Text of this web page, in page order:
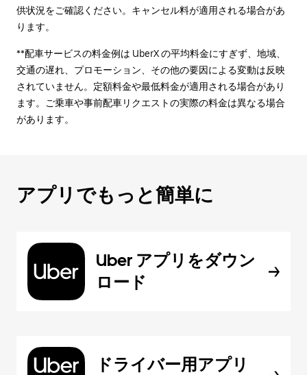
供状況をご確認ください。キャンセル料が適用される場合があ
ります。
**配車サービスの料金例は UberX の平均料金にすぎず、地域、
交通の遅れ、プロモーション、その他の要因による変動は反映
されていません。定額料金や最低料金が適用される場合があり
ます。ご乗車や事前配車リクエストの実際の料金は異なる場合
があります。
アプリでもっと簡単に
Uber アプリをダウン
ロード
ドライバー用アプリ